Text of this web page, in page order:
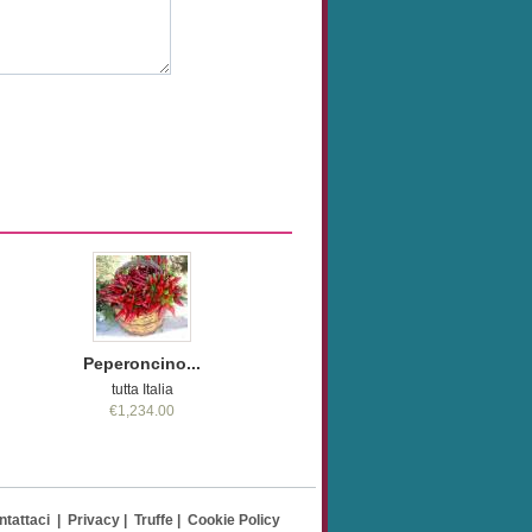
Peperoncino...
tutta Italia
€1,234.00
Privacy Truffe Cookie Policy